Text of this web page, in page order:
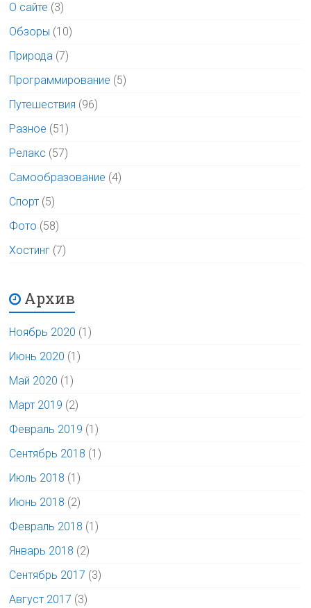
О сайте (3)
Обзоры (10)
Природа (7)
Программирование (5)
Путешествия (96)
Разное (51)
Релакс (57)
Самообразование (4)
Спорт (5)
Фото (58)
Хостинг (7)
Архив
Ноябрь 2020 (1)
Июнь 2020 (1)
Май 2020 (1)
Март 2019 (2)
Февраль 2019 (1)
Сентябрь 2018 (1)
Июль 2018 (1)
Июнь 2018 (2)
Февраль 2018 (1)
Январь 2018 (2)
Сентябрь 2017 (3)
Август 2017 (3)